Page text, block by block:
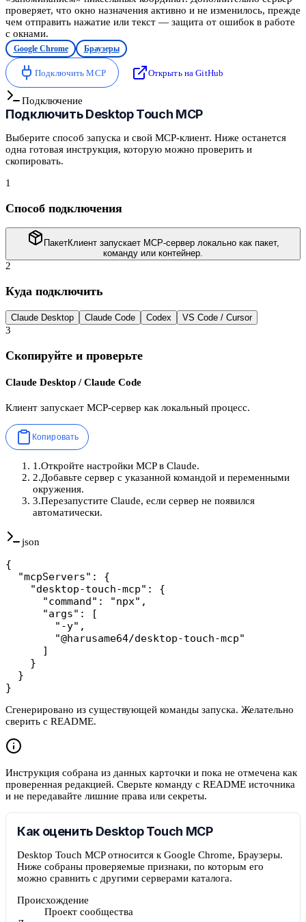
проверяет, что окно назначения активно и не изменилось, прежде
чем отправить нажатие или текст — защита от ошибок в работе
с окнами.
Google Chrome Браузеры
Подключить MCP Открыть на GitHub
Подключение
ПодключитьDesktop Touch MCP
Выберите способ запуска и свой MCP-клиент. Ниже останется
одна готовая инструкция, которую можно проверить и
скопировать.
1
Способ подключения
ПакетКлиент запускает MCP-сервер локально как пакет,
команду или контейнер.
2
Куда подключить
Claude Desktop Claude Code Codex VS Code / Cursor
3
Скопируйте и проверьте
Claude Desktop / Claude Code
Клиент запускает MCP-сервер как локальный процесс.
Копировать
1 .Откройте настройки MCP в Claude.
2.Добавьте сервер с указанной командой и переменными
окружения.
3.Перезапустите Claude, если сервер не появился
автоматически.
json
{
  "mcpServers": {
    "desktop-touch-mcp": {
      "command": "npx",
      "args": [
        "-y",
        "@harusame64/desktop-touch-mcp"
      ]
    }
  }
}
Сгенерировано из существующей команды запуска. Желательно
сверить с README.
Инструкция собрана из данных карточки и пока не отмечена как
проверенная редакцией. Сверьте команду с README источника
и не передавайте лишние права или секреты.
Как оценить Desktop Touch MCP
Desktop Touch MCP относится к Google Chrome, Браузеры.
Ниже собраны проверяемые признаки, по которым его
можно сравнить с другими серверами каталога.
Происхождение
Проект сообщества